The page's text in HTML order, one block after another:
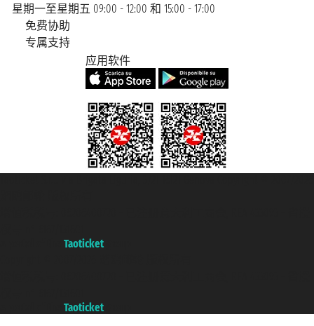
星期一至星期五 09:00 - 12:00 和 15:00 - 17:00
免费协助
专属支持
应用软件
Taoticket
Taoticket